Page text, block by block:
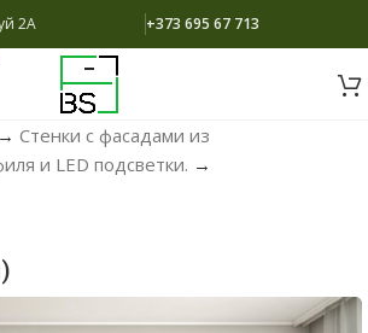
2A +373 695 67 713
→ Стенки с фасадами из
и LED подсветки. →